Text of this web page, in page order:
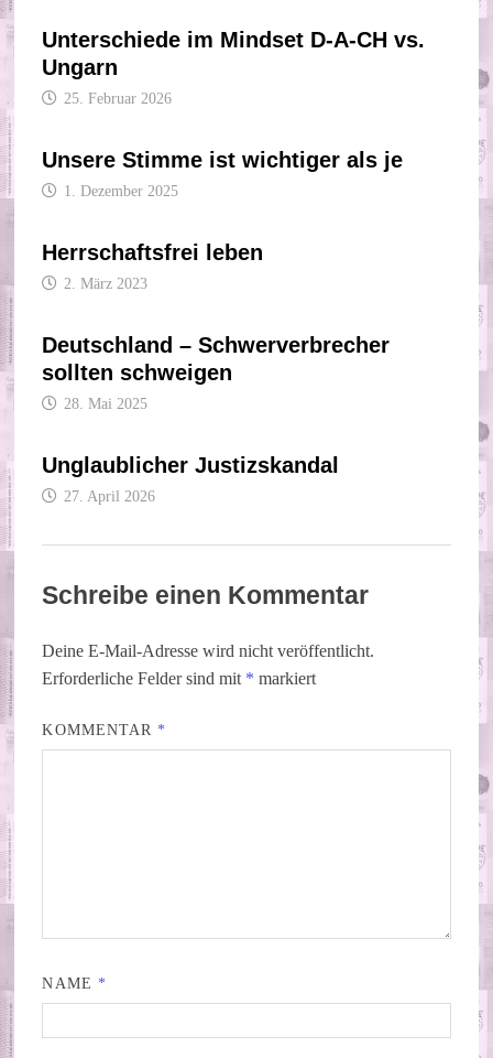
Unterschiede im Mindset D-A-CH vs.
Ungarn
25. Februar 2026
Unsere Stimme ist wichtiger als je
1. Dezember 2025
Herrschaftsfrei leben
2. März 2023
Deutschland – Schwerverbrecher
sollten schweigen
28. Mai 2025
Unglaublicher Justizskandal
27. April 2026
Schreibe einen Kommentar
Deine E-Mail-Adresse wird nicht veröffentlicht.
Erforderliche Felder sind mit * markiert
KOMMENTAR *
NAME *